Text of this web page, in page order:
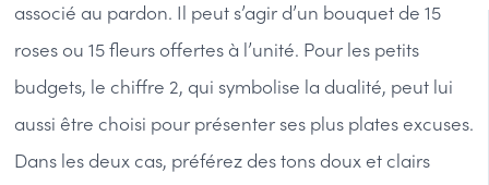
associé au pardon. Il peut s’agir d’un bouquet de 15
roses ou 15 fleurs offertes à l’unité. Pour les petits
budgets, le chiffre 2, qui symbolise la dualité, peut lui
aussi être choisi pour présenter ses plus plates excuses.
Dans les deux cas, préférez des tons doux et clairs